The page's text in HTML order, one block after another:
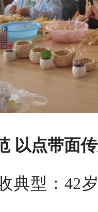
以点带面
典型：42